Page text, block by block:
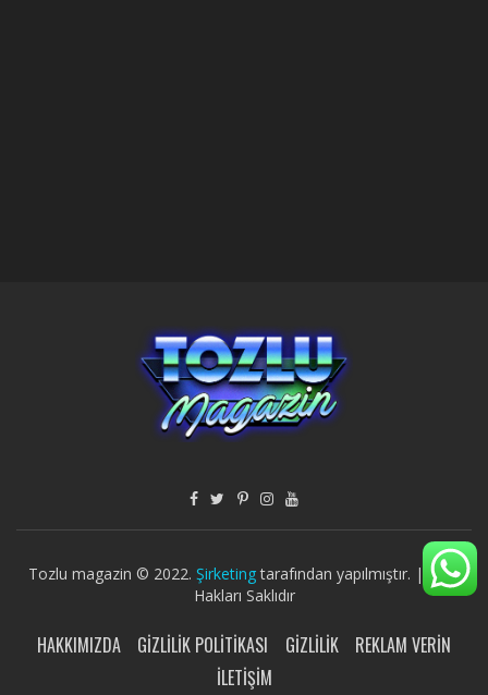
Tozlu magazin © 2022. Şirketingtarafından yapılmıştır. | Tüm
Hakları Saklıdır
HAKKIMIZDA GIZLILIK POLITIKASI GIZLILIK
REKLAM VERIN
İLETIŞIM